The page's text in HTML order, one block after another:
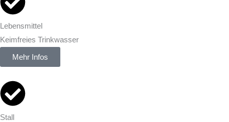
Lebensmittel
Keimfreies Trinkwasser
Mehr Infos
Stall